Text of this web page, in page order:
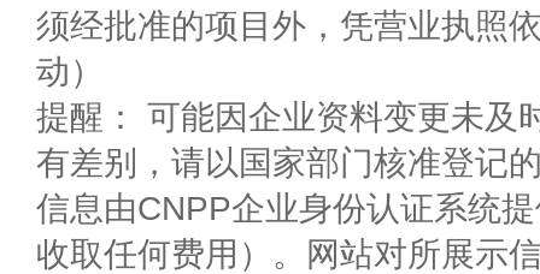
须经批准的项目外，凭营业执照
动）
提醒： 可能因企业资料变更未及
有差别，请以国家部门核准登记
信息由CNPP企业身份认证系统
收取任何费用）。网站对所展示